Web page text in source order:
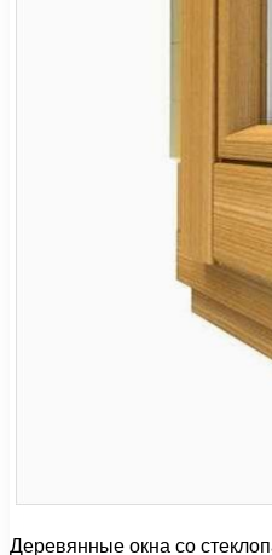
Деревянные окна со